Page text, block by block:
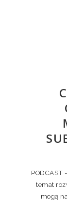
PODCAST
temat
mogą